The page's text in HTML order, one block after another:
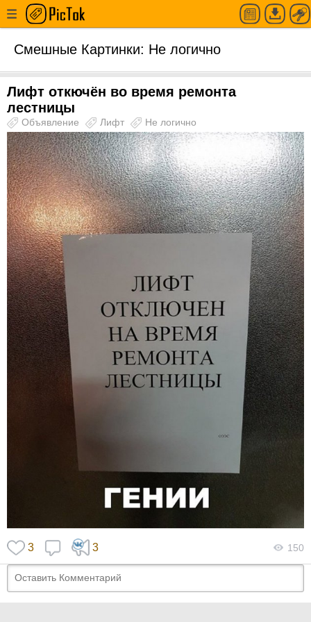
Смешные Картинки: Не логично
Лифт откючён во время ремонта
лестницы
Объявление Лифт Не логично
3 3 150